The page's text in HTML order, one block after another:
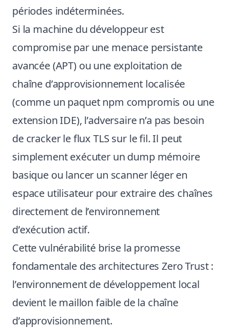
périodes indéterminées.
Si la machine du développeur est
compromise par une menace persistante
avancée (APT) ou une exploitation de
chaîne d’approvisionnement localisée
(comme un paquet npm compromis ou une
extension IDE), l’adversaire n’a pas besoin
de cracker le flux TLS sur le fil. Il peut
simplement exécuter un dump mémoire
basique ou lancer un scanner léger en
espace utilisateur pour extraire des chaînes
directement de l’environnement
d’exécution actif.
Cette vulnérabilité brise la promesse
fondamentale des architectures Zero Trust :
l’environnement de développement local
devient le maillon faible de la chaîne
d’approvisionnement.